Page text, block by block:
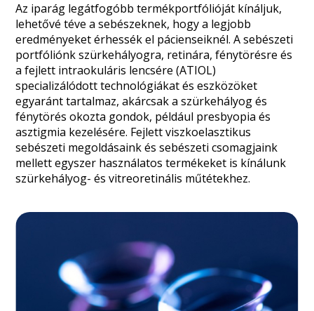
Az iparág legátfogóbb termékportfólióját kínáljuk,
lehetővé téve a sebészeknek, hogy a legjobb
eredményeket érhessék el pácienseiknél. A sebészeti
portfóliónk szürkehályogra, retinára, fénytörésre és
a fejlett intraokuláris lencsére (ATIOL)
specializálódott technológiákat és eszközöket
egyaránt tartalmaz, akárcsak a szürkehályog és
fénytörés okozta gondok, például presbyopia és
asztigmia kezelésére. Fejlett viszkoelasztikus
sebészeti megoldásaink és sebészeti csomagjaink
mellett egyszer használatos termékeket is kínálunk
szürkehályog- és vitreoretinális műtétekhez.